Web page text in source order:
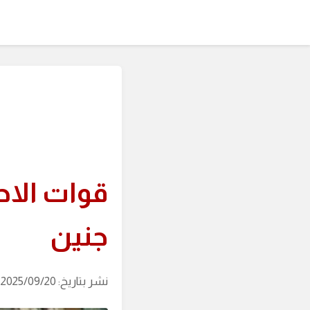
قوات
جنين
نشر بتاريخ: 2025/09/20 (آخر تحديث: 2026/08/05 الساعة: 23:50)